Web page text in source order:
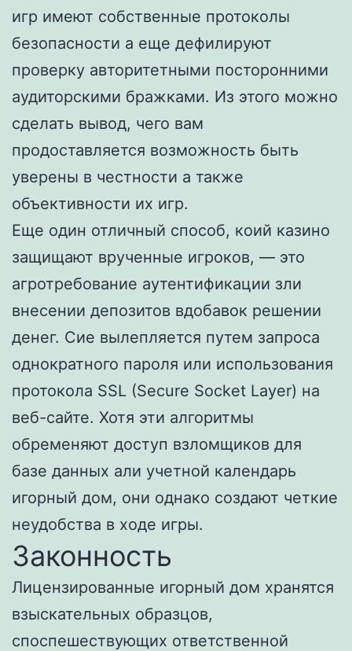
игр имеют собственные протоколы
безопасности а еще дефилируют
проверку авторитетными посторонними
аудиторскими бражками. Из этого можно
сделать вывод, чего вам
продоставляется возможность быть
уверены в честности а также
объективности их игр.
Еще один отличный способ, коий казино
защищают врученные игроков, — это
агротребование аутентификации зли
внесении депозитов вдобавок решении
денег. Сие вылепляется путем запроса
однократного пароля или использования
протокола SSL (Secure Socket Layer) на
веб-сайте. Хотя эти алгоритмы
обременяют доступ взломщиков для
базе данных али учетной календарь
игорный дом, они однако создают четкие
неудобства в ходе игры.
Законность
Лицензированные игорный дом хранятся
взыскательных образцов,
споспешествующих ответственной